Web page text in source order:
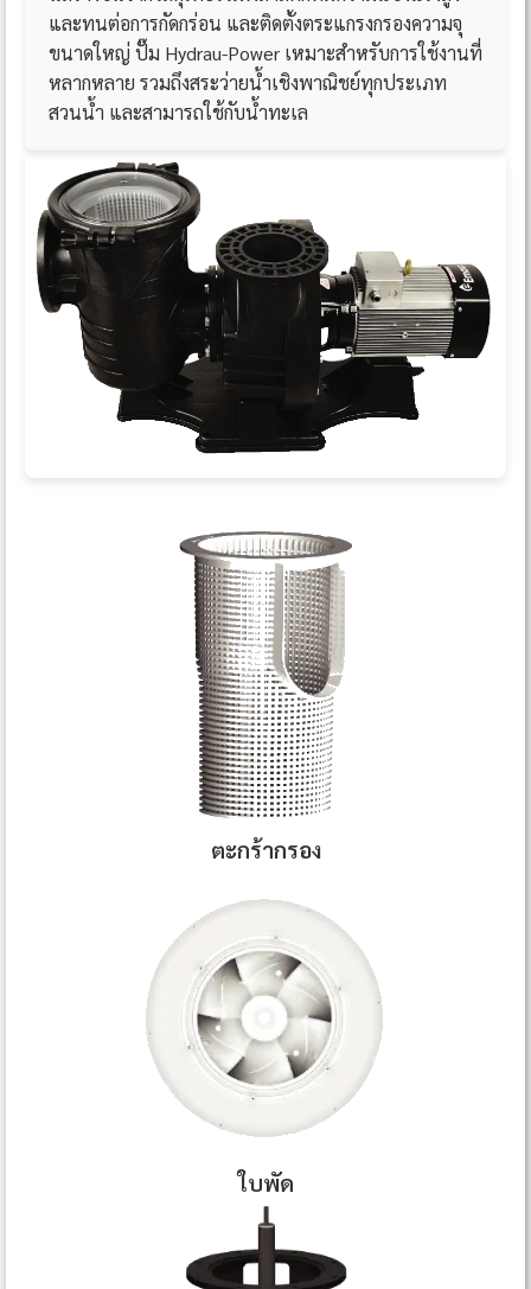
และทนต่อการกัดกร่อน และติดตั้งตระแกรงกรองความจุ
ขนาดใหญ่ ปั๊ม Hydrau-Power เหมาะสำหรับการใช้งานที่
หลากหลาย รวมถึงสระว่ายน้ำเชิงพาณิชย์ทุกประเภท
สวนน้ำ และสามารถใช้กับน้ำทะเล
ตะกร้ากรอง
ใบพัด